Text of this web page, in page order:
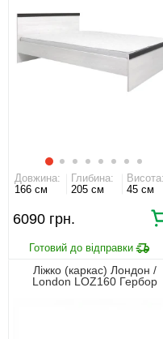
99,9% ЗАДОВОЛЕНИХ
Довжина:
166 см
Глибина:
205 см
Висота:
45 см
6090 грн.
Ліжко (каркас) Лондон /
London LOZ160 Гербор